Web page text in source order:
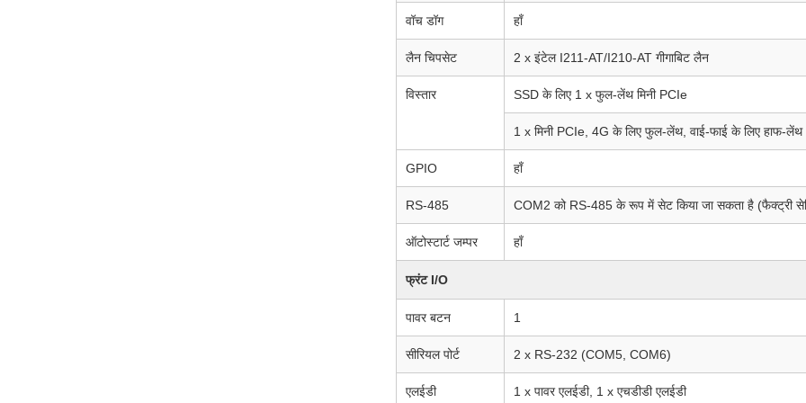
वॉच डॉग हाँ
लैन चिपसेट 2 x इंटेल I211-AT/I210-AT गीगाबिट लैन
विस्तार SSD के लिए 1 x फुल-लेंथ मिनी PCIe
1 x मिनी PCIe, 4G के लिए फुल-लेंथ, वाई-फाई के लिए हाफ-लेंथ
GPIO हाँ
RS-485 COM2 को RS-485 के रूप में सेट किया जा सकता है (फैक्ट्री
ऑटोस्टार्ट जम्पर हाँ
फ्रंट I/O
पावर बटन 1
सीरियल पोर्ट 2 x RS-232 (COM5, COM6)
एलईडी 1 x पावर एलईडी, 1 x एचडीडी एलईडी